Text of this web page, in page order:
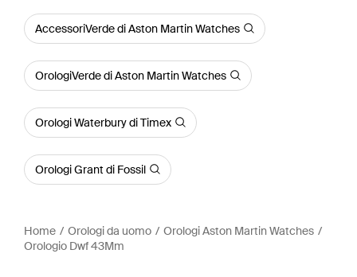
AccessoriVerde di Aston Martin Watches
OrologiVerde di Aston Martin Watches
Orologi Waterbury di Timex
Orologi Grant di Fossil
Home Orologi da uomo
Orologi Aston Martin Watches
Orologio Dwf 43Mm